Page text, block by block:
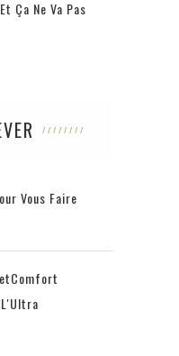
Ça Ne Va Pas
Vous Faire